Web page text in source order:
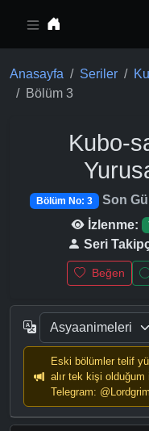
Anasayfa Seriler
Bölüm 3
Kubo-
Bölüm No: 3 Son
İzlenme:
Seri
Beğen
Eski bölümler telif
alır tek kişi olduğum
Telegram: